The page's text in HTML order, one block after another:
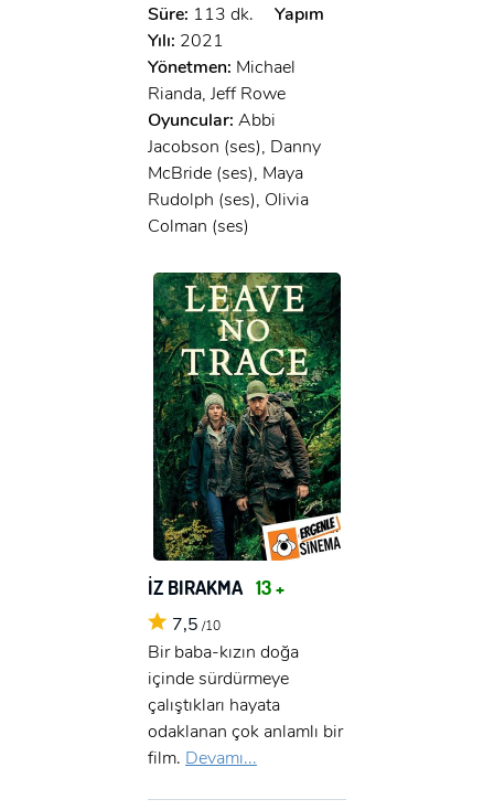
Süre: 113 dk.
Yapım
Yılı: 2021
Yönetmen: Michael
Rianda, Jeff Rowe
Oyuncular: Abbi
Jacobson (ses), Danny
McBride (ses), Maya
Rudolph (ses), Olivia
Colman (ses)
İZ BIRAKMA 13 +
7,5 /10
Bir baba-kızın doğa
içinde sürdürmeye
çalıştıkları hayata
odaklanan çok anlamlı bir
film. Devamı...